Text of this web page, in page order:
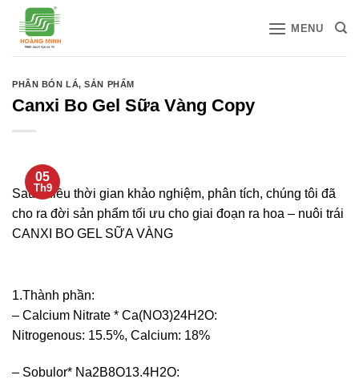
qua
MENU
PHÂN BÓN LÁ,SẢN PHẨM
Canxi Bo Gel Sữa Vàng Copy
05
Th9
Sau nhiều thời gian khảo nghiệm, phân tích, chúng tôi đã
cho ra đời sản phẩm tối ưu cho giai đoạn ra hoa – nuôi trái
CANXI BO GEL SỮA VÀNG
1.Thành phần:
– Calcium Nitrate * Ca(NO3)24H2O:
Nitrogenous: 15.5%, Calcium: 18%
– Sobulor* Na2B8O13.4H2O: